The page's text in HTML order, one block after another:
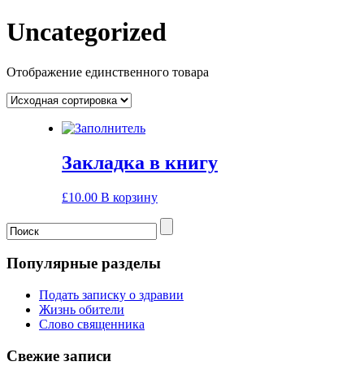
Uncategorized
Отображение единственного товара
Закладка в книгу
£10.00 В корзину
Популярные разделы
Подать записку о здравии
Жизнь обители
Слово священника
Свежие записи